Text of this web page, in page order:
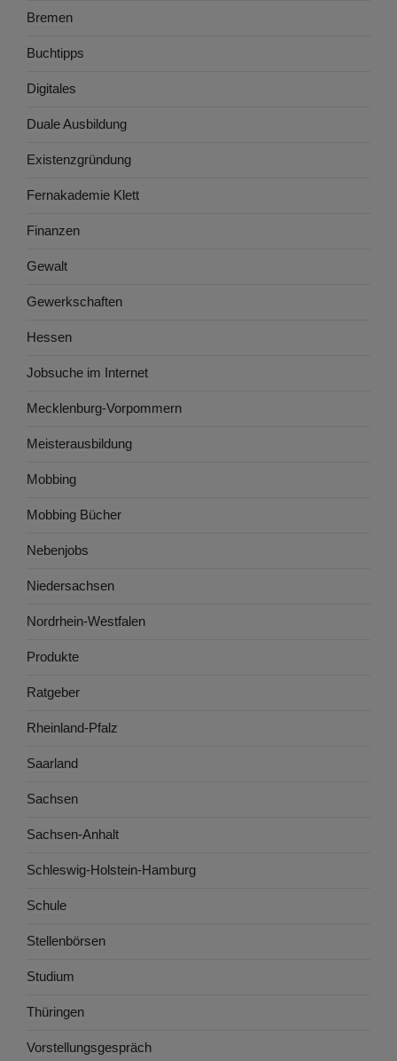
Bremen
Buchtipps
Digitales
Duale Ausbildung
Existenzgründung
Fernakademie Klett
Finanzen
Gewalt
Gewerkschaften
Hessen
Jobsuche im Internet
Mecklenburg-Vorpommern
Meisterausbildung
Mobbing
Mobbing Bücher
Nebenjobs
Niedersachsen
Nordrhein-Westfalen
Produkte
Ratgeber
Rheinland-Pfalz
Saarland
Sachsen
Sachsen-Anhalt
Schleswig-Holstein-Hamburg
Schule
Stellenbörsen
Studium
Thüringen
Vorstellungsgespräch